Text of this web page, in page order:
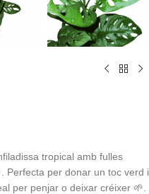
tropical amb fulles
Perfecta per donar un toc verd i
per penjar o deixar créixer 🌱.